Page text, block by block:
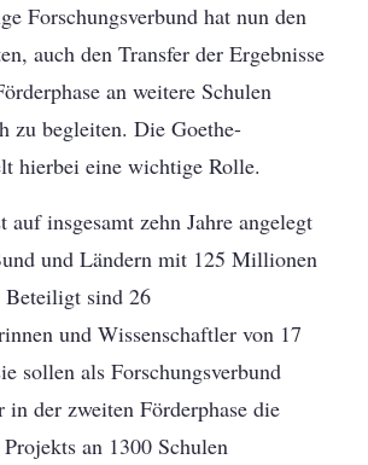
Forschungsverbund hat nun den
auch den Transfer der Ergebnisse
an weitere Schulen
zu begleiten. Die Goethe-
hierbei eine wichtige Rolle.
insgesamt zehn Jahre angelegt
und Ländern mit 125 Millionen
sind 26
und Wissenschaftler von 17
sollen als Forschungsverbund
in der zweiten Förderphase die
an 1300 Schulen